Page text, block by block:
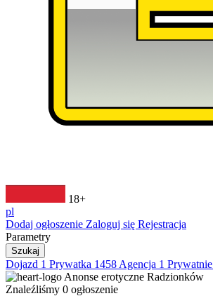
18+
pl
Dodaj ogłoszenie Zaloguj się Rejestracja
Parametry
Szukaj
Dojazd 1 Prywatka 1458 Agencja 1 Prywatnie
Anonse erotyczne Radzionków
Znaleźliśmy 0 ogłoszenie